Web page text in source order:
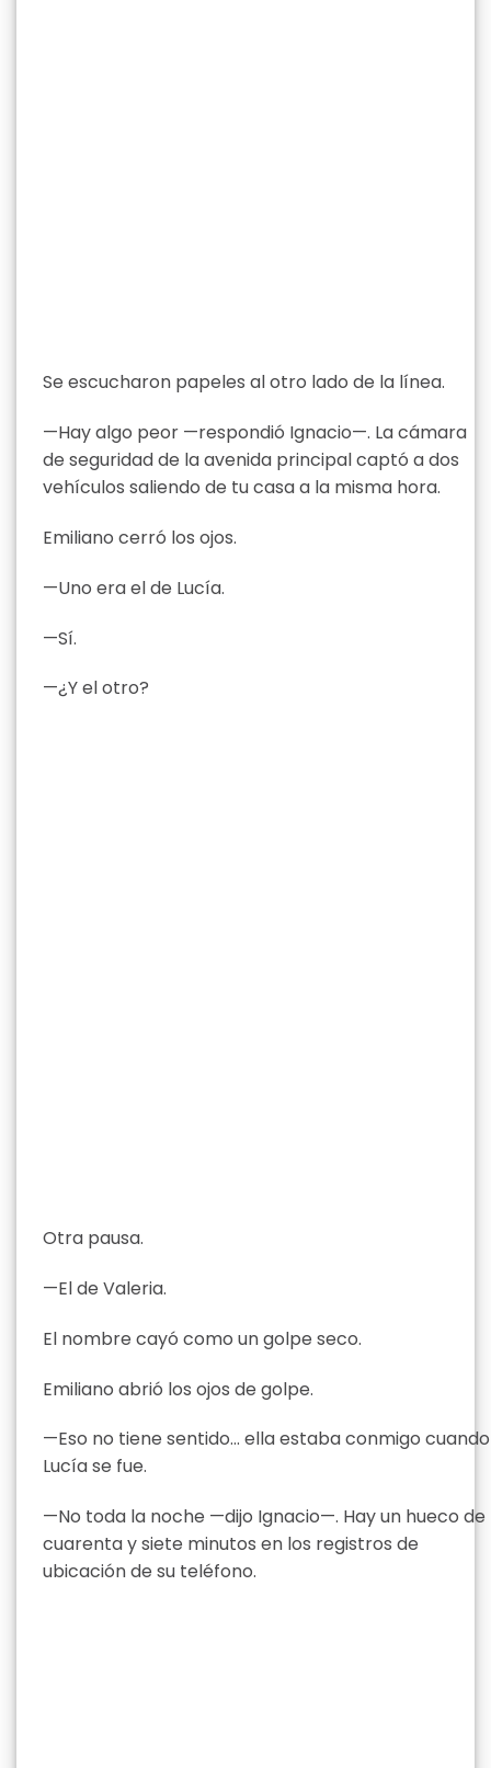
Se escucharon papeles al otro lado de la línea.
—Hay algo peor —respondió Ignacio—. La cámara
de seguridad de la avenida principal captó a dos
vehículos saliendo de tu casa a la misma hora.
Emiliano cerró los ojos.
—Uno era el de Lucía.
—Sí.
—¿Y el otro?
Otra pausa.
—El de Valeria.
El nombre cayó como un golpe seco.
Emiliano abrió los ojos de golpe.
—Eso no tiene sentido… ella estaba conmigo cuando
Lucía se fue.
—No toda la noche —dijo Ignacio—. Hay un hueco de
cuarenta y siete minutos en los registros de
ubicación de su teléfono.